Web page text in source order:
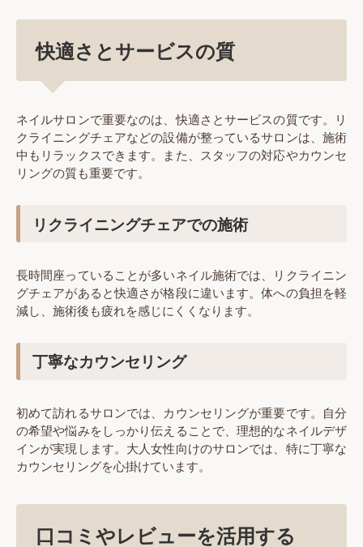
快適さとサービスの質
ネイルサロンで重要なのは、快適さとサービスの質です。リ
クライニングチェアなどの設備が整っているサロンは、施術
中もリラックスできます。また、スタッフの対応やカウンセ
リングの質も重要です。
リクライニングチェアでの施術
長時間座っていることが多いネイル施術では、リクライニン
グチェアがあると快適さが格段に違います。体への負担を軽
減し、施術後も疲れを感じにくくなります。
丁寧なカウンセリング
初めて訪れるサロンでは、カウンセリングが重要です。自分
の希望や悩みをしっかり伝えることで、理想的なネイルデザ
インが実現します。大人女性向けのサロンでは、特に丁寧な
カウンセリングを心掛けています。
口コミやレビューを活用する